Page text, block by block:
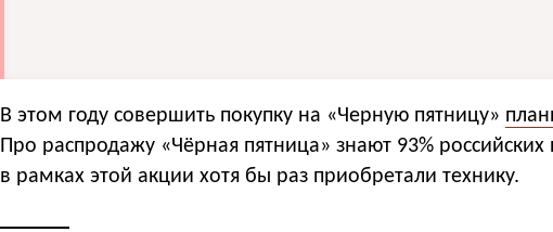
В этом году совершить покупку на «Черную пятницу»
Про распродажу «Чёрная пятница» знают 93% российских
в рамках этой акции хотя бы раз приобретали технику.